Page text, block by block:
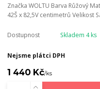
Značka WOLTU Barva Růžový
42Š x 82,5V centimetrů Velikost
Dostupnost Skladem 4 ks
Nejsme plátci DPH
1 440 Kč/ks